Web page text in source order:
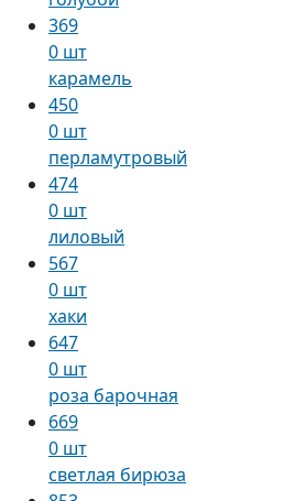
369
0 шт
карамель
450
0 шт
перламутровый
474
0 шт
лиловый
567
0 шт
хаки
647
0 шт
роза барочная
669
0 шт
светлая бирюза